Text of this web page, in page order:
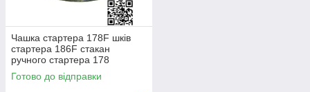
Чашка стартера 178F шків
стартера 186F стакан
ручного стартера 178
храповик стартера 186F
Готово до відправки